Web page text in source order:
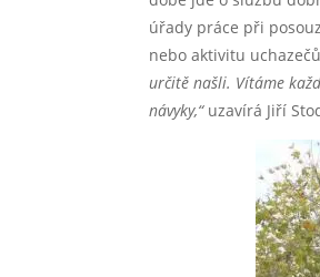
úřady práce při
nebo aktivitu
určitě našli. Vítáme
návyky,“ uzavírá Jiří